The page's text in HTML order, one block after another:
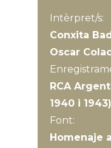
Intèrpret/s:
Conxita
Oscar
RCA
1940 i 1943)
Font:
Homenaje